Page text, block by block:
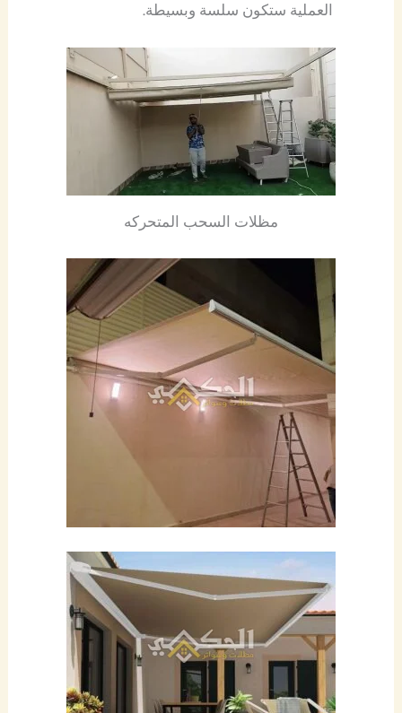
العملية ستكون سلسة وبسيطة.
مظلات السحب المتحركه